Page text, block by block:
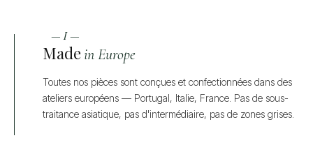
— I —
Madein Europe
Toutes nos pièces sont conçues et confectionnées dans des
ateliers européens — Portugal, Italie, France. Pas de sous-
traitance asiatique, pas d'intermédiaire, pas de zones grises.